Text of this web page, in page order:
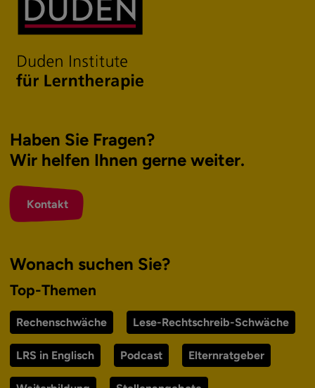
Haben Sie Fragen?
Wir helfen Ihnen gerne weiter.
Kontakt
Wonach suchen Sie?
Top-Themen
Rechenschwäche Lese-Rechtschreib-Schwäche
LRS in Englisch Podcast Elternratgeber